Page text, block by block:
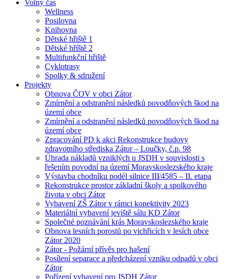
Volný čas
Wellness
Posilovna
Knihovna
Dětské hřiště 1
Dětské hříště 2
Multifunkční hřiště
Cyklotrasy
Spolky & sdružení
Projekty
Obnova ČOV v obci Zátor
Zmírnění a odstranění následků povodňových škod na
území obce
Zmírnění a odstranění následků povodňových škod na
území obce
Zpracování PD k akci Rekonstrukce budovy
zdravotního střediska Zátor – Loučky, č.p. 98
Úhrada nákladů vzniklých u JSDH v souvislosti s
řešením povodní na území Moravskoslezského kraje
Výstavba chodníku podél silnice III⁄4585 – II. etapa
Rekonstrukce prostor základní školy a spolkového
života v obci Zátor
Vybavení ZŠ Zátor v rámci konektivity 2023
Materiální vybavení jeviště sálu KD Zátor
Společné poznávání krás Moravskoslezského kraje
Obnova lesních porostů po vichřicích v lesích obce
Zátor 2020
Zátor - Požární přívěs pro hašení
Posílení separace a předcházení vzniku odpadů v obci
Zátor
Pořízení vybavení pro JSDH Zátor